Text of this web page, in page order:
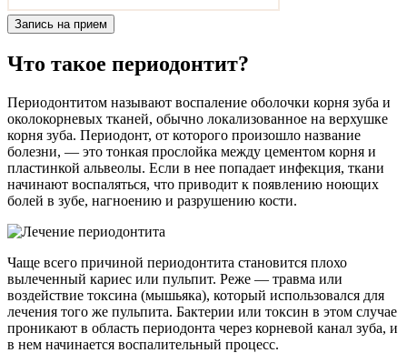
Запись на прием
Что такое периодонтит?
Периодонтитом называют воспаление оболочки корня зуба и
околокорневых тканей, обычно локализованное на верхушке
корня зуба. Периодонт, от которого произошло название
болезни, — это тонкая прослойка между цементом корня и
пластинкой альвеолы. Если в нее попадает инфекция, ткани
начинают воспаляться, что приводит к появлению ноющих
болей в зубе, нагноению и разрушению кости.
Чаще всего причиной периодонтита становится плохо
вылеченный кариес или пульпит. Реже — травма или
воздействие токсина (мышьяка), который использовался для
лечения того же пульпита. Бактерии или токсин в этом случае
проникают в область периодонта через корневой канал зуба, и
в нем начинается воспалительный процесс.